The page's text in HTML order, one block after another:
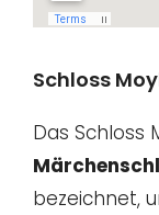
Schloss
Das Schloss
bezeichnet,